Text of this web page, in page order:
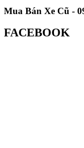
Mua Bán Xe Cũ -
FACEBOOK